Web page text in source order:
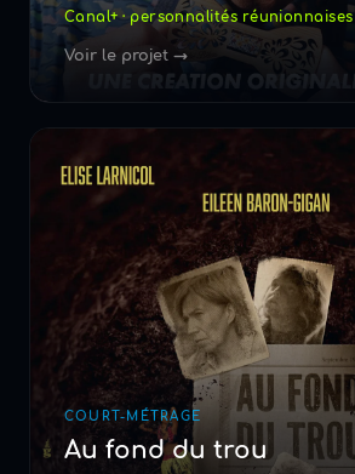
Canal+ · personnalités réunionnaises
Voir le projet →
COURT-MÉTRAGE
Au fond du trou